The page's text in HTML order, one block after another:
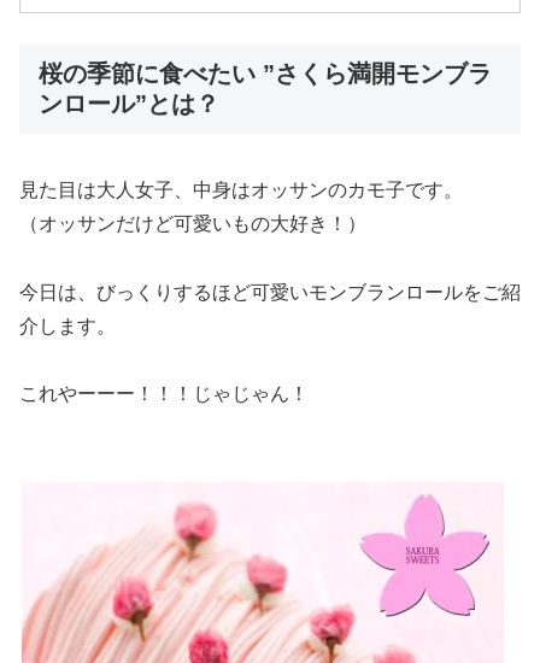
桜の季節に食べたい ”さくら満開モンブラ
ンロール”とは？
見た目は大人女子、中身はオッサンのカモ子です。
（オッサンだけど可愛いもの大好き！）
今日は、びっくりするほど可愛いモンブランロールをご紹
介します。
これやーーー！！！じゃじゃん！